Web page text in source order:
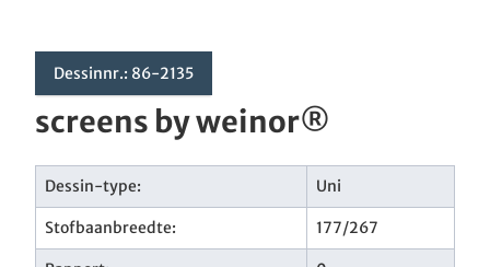
Dessinnr.: 86-2135
screens by weinor®
Dessin-type: Uni
Stofbaanbreedte: 177/267